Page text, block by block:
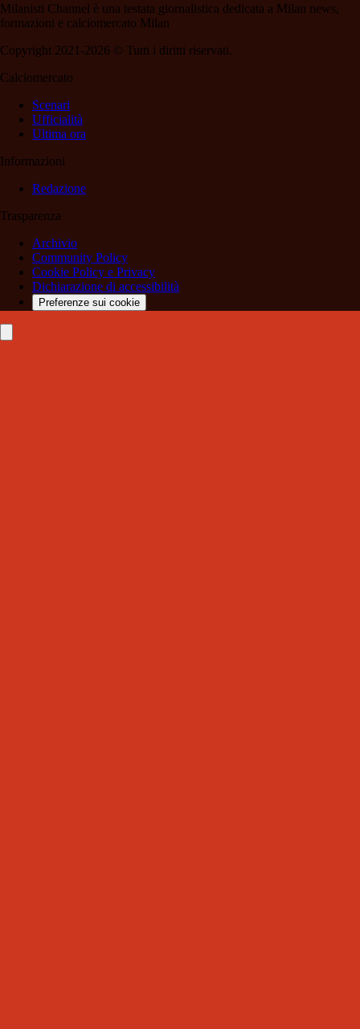
Milanisti Channel è una testata giornalistica dedicata a Milan news,
formazioni e calciomercato Milan
Copyright 2021-2026 © Tutti i diritti riservati.
Calciomercato
Scenari
Ufficialità
Ultima ora
Informazioni
Redazione
Trasparenza
Archivio
Community Policy
Cookie Policy e Privacy
Dichiarazione di accessibilità
Preferenze sui cookie